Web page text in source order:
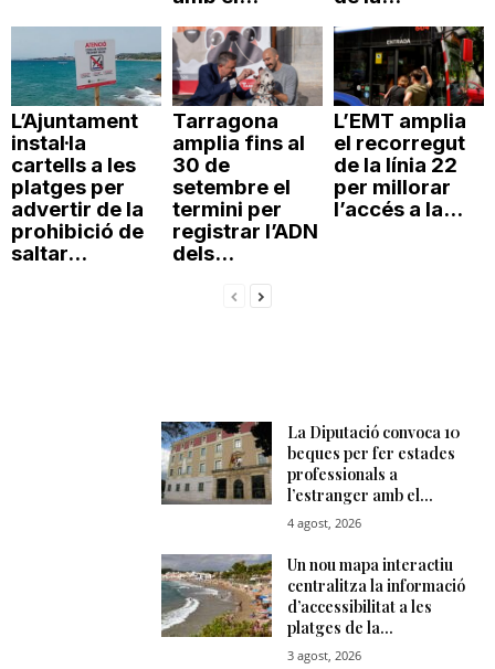
L’Ajuntament
instal·la
cartells a les
platges per
advertir de la
prohibició de
saltar...
Tarragona
amplia fins al
30 de
setembre el
termini per
registrar l’ADN
dels...
L’EMT amplia
el recorregut
de la línia 22
per millorar
l’accés a la...